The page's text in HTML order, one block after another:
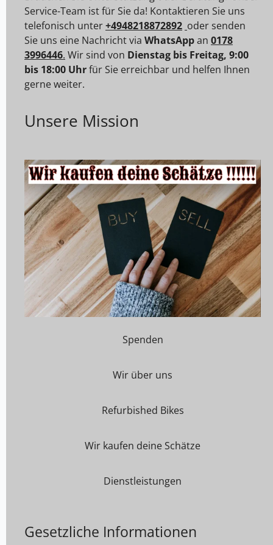
Service-Team ist für Sie da! Kontaktieren Sie uns
telefonisch unter+4948218872892 oder senden
Sie uns eine Nachricht via WhatsAppan 0178
3996446. Wir sind von Dienstag bis Freitag, 9:00
bis 18:00 Uhrfür Sie erreichbar und helfen Ihnen
gerne weiter.
Unsere Mission
Spenden
Wir über uns
Refurbished Bikes
Wir kaufen deine Schätze
Dienstleistungen
Gesetzliche Informationen